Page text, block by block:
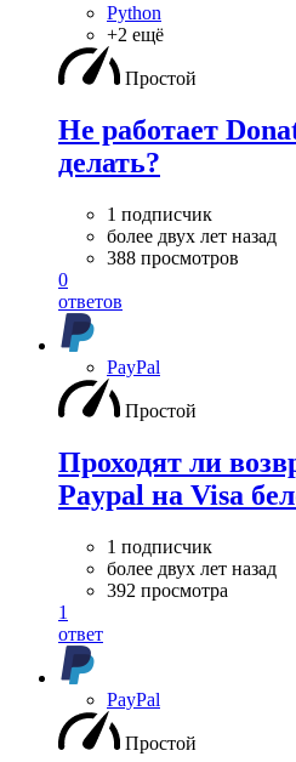
Python
+2 ещё
Простой
Не работает
делать?
1 подписчик
более двух лет назад
388 просмотров
0
ответов
PayPal
Простой
Проходят ли
Paypal на Visa
1 подписчик
более двух лет назад
392 просмотра
1
ответ
PayPal
Простой